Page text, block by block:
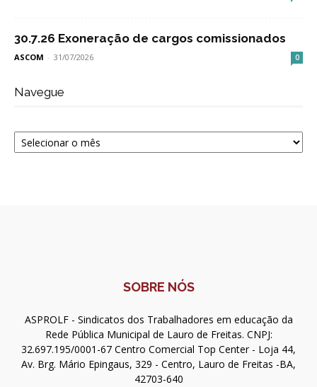
30.7.26 Exoneração de cargos comissionados
ASCOM - 31/07/2026 0
Navegue
Navegue
SOBRE NÓS
ASPROLF - Sindicatos dos Trabalhadores em educação da
Rede Pública Municipal de Lauro de Freitas. CNPJ:
32.697.195/0001-67 Centro Comercial Top Center - Loja 44,
Av. Brg. Mário Epingaus, 329 - Centro, Lauro de Freitas -BA,
42703-640